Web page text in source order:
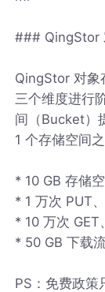
### QingStor
QingStor 对象
三个维度进行
间（Bucket）
1 个存储空间
* 10 GB 存储
* 1 万次 PUT
* 10 万次 GET
* 50 GB 下载
PS：免费政策